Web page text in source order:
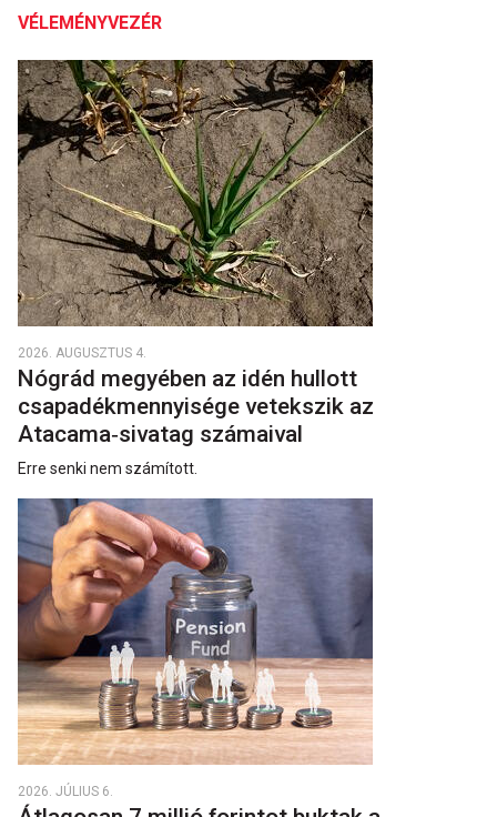
VÉLEMÉNYVEZÉR
2026. AUGUSZTUS 4.
Nógrád megyében az idén hullott
csapadékmennyisége vetekszik az
Atacama‑sivatag számaival
Erre senki nem számított.
2026. JÚLIUS 6.